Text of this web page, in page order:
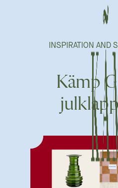
INSPIRATION AND
Kämp